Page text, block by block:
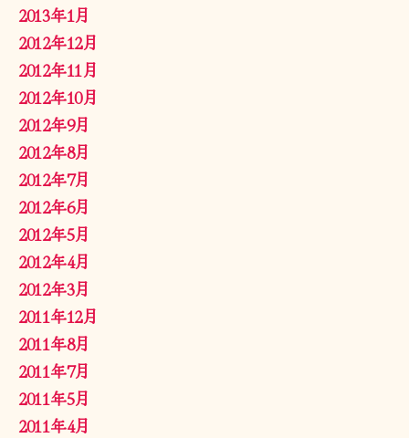
2013年1月
2012年12月
2012年11月
2012年10月
2012年9月
2012年8月
2012年7月
2012年6月
2012年5月
2012年4月
2012年3月
2011年12月
2011年8月
2011年7月
2011年5月
2011年4月